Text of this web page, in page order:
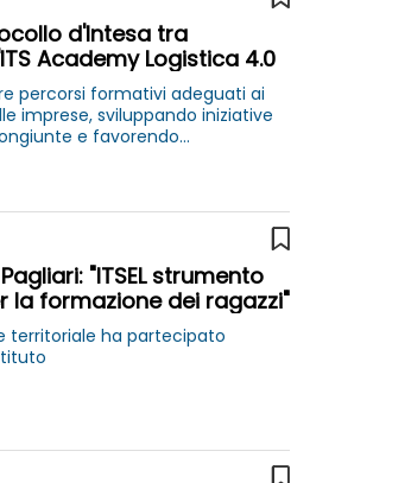
d'Intesa tra
Academy Logistica 4.0
percorsi formativi adeguati ai
imprese, sviluppando iniziative
e favorendo
dei giovani talenti nel
"ITSEL strumento
la formazione dei ragazzi"
territoriale ha partecipato